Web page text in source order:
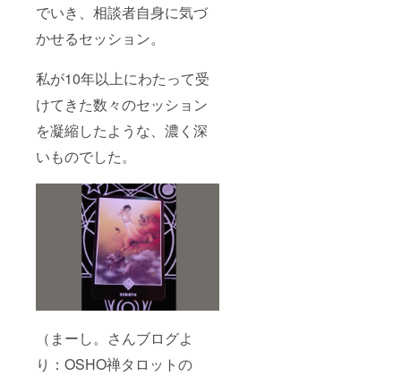
でいき、相談者自身に気づ
かせるセッション。
私が10年以上にわたって受
けてきた数々のセッション
を凝縮したような、濃く深
いものでした。
（まーし。さんブログよ
り：OSHO禅タロットの